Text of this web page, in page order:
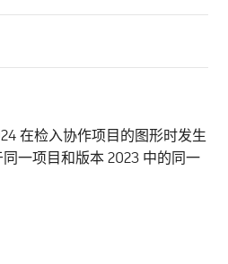
在检入协作项目的图形时发生
一项目和版本 2023 中的同一